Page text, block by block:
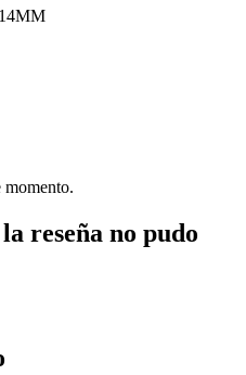
momento.
reseña no pudo